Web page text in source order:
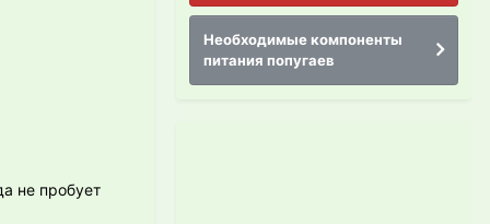
не пробует
Необходимые компоненты
питания попугаев